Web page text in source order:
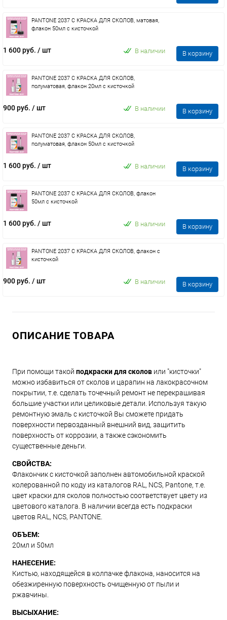
PANTONE 2037 C КРАСКА ДЛЯ СКОЛОВ, матовая,
флакон 50мл с кисточкой
1 600 руб. / шт В наличии В корзину
PANTONE 2037 C КРАСКА ДЛЯ СКОЛОВ,
полуматовая, флакон 20мл с кисточкой
900 руб. / шт В наличии В корзину
PANTONE 2037 C КРАСКА ДЛЯ СКОЛОВ,
полуматовая, флакон 50мл с кисточкой
1 600 руб. / шт В наличии В корзину
PANTONE 2037 C КРАСКА ДЛЯ СКОЛОВ, флакон
50мл с кисточкой
1 600 руб. / шт В наличии В корзину
PANTONE 2037 C КРАСКА ДЛЯ СКОЛОВ, флакон с
кисточкой
900 руб. / шт В наличии В корзину
ОПИСАНИЕ ТОВАРА
При помощи такой подкраски для сколов или "кисточки"
можно избавиться от сколов и царапин на лакокрасочном
покрытии, т.е. сделать точечный ремонт не перекрашивая
большие участки или целиковые детали. Используя такую
ремонтную эмаль с кисточкой Вы сможете придать
поверхности первозданный внешний вид, защитить
поверхность от коррозии, а также сэкономить
существенные деньги.
СВОЙСТВА:
Флакончик с кисточкой заполнен автомобильной краской
колерованной по коду из каталогов RAL, NCS, Pantone, т.е.
цвет краски для сколов полностью соответствует цвету из
цветового каталога. В наличии всегда есть подкраски
цветов RAL, NCS, PANTONE.
ОБЪЕМ:
20мл и 50мл
НАНЕСЕНИЕ:
Кистью, находящейся в колпачке флакона, наносится на
обезжиренную поверхность очищенную от пыли и
ржавчины.
ВЫСЫХАНИЕ: